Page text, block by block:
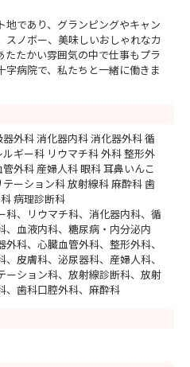
地であり、グランピングやキャン
スノボー、美味しいおしゃれなカ
たたかい雰囲気の中で仕事もプラ
病院で、私たちと一緒に働きま
外科 消化器内科 消化器外科 循
ギー科 リウマチ科 外科 整形外
外科 産婦人科 眼科 耳鼻いんこ
ーション科 放射線科 麻酔科 歯
病理診断科
科、リウマチ科、消化器内科、循
、血液内科、糖尿病・内分泌内
科、心臓血管外科、整形外科、
皮膚科、泌尿器科、産婦人科、
ーション科、放射線診断科、放射
、歯科口腔外科、麻酔科